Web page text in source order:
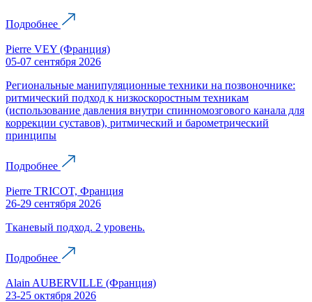
Подробнее
Pierre VEY (Франция)
05-07 сентября 2026
Региональные манипуляционные техники на позвоночнике:
ритмический подход к низкоскоростным техникам
(использование давления внутри спинномозгового канала для
коррекции суставов), ритмический и барометрический
принципы
Подробнее
Pierre TRICOT, Франция
26-29 сентября 2026
Тканевый подход. 2 уровень.
Подробнее
Alain AUBERVILLE (Франция)
23-25 октября 2026